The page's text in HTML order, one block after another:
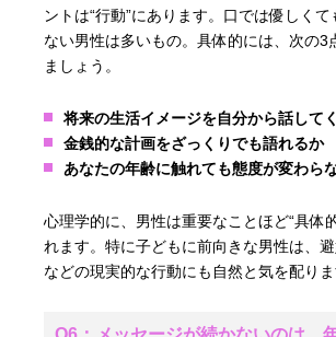
ントは“行動”にあります。口では優しく
ない男性は多いもの。具体的には、次の3
ましょう。
将来の生活イメージを自分から話して
金銭的な計画をざっくりでも語れるか
あなたの年齢に触れても態度が変わら
心理学的に、男性は重要なことほど“具体
れます。特に子どもに前向きな男性は、
などの現実的な行動にも自然と気を配りま